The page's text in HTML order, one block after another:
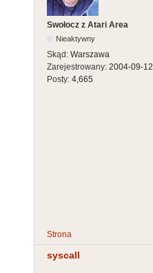
Swołocz z Atari Area
Nieaktywny
Skąd: Warszawa
Zarejestrowany: 2004-09-12
Posty: 4,665
Strona
syscall